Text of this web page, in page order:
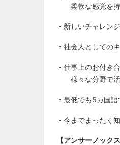
柔軟な感覚を持
・新しいチャレン
・社会人としての
・仕事上のお付き
様々な分野で活
・最低でも5カ国
・今までまったく
【アンサーノック